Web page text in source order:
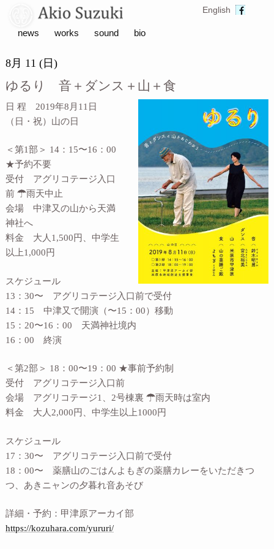
news works sound bio
English
8月 11 (日)
ゆるり 音＋ダンス＋山＋食
日 程 2019年8月11日
（日・祝）山の日
＜第1部＞ 14：15〜16：00
★予約不要
受付 アグリコテージ入口
前 ☂雨天中止
会場 中津又の山から天満
神社へ
料金 大人1,500円、中学生
以上1,000円
スケジュール
13：30〜 アグリコテージ入口前で受付
14：15 中津又で開演（〜15：00）移動
15：20〜16：00 天満神社境内
16：00 終演
＜第2部＞ 18：00〜19：00 ★事前予約制
受付 アグリコテージ入口前
会場 アグリコテージ1、2号棟裏 ☂雨天時は室内
料金 大人2,000円、中学生以上1000円
スケジュール
17：30〜 アグリコテージ入口前で受付
18：00〜 薬膳山のごはんよもぎの薬膳カレーをいただきつ
つ、あきニャンの夕暮れ音あそび
詳細・予約：甲津原アーカイ部
https://kozuhara.com/yururi/